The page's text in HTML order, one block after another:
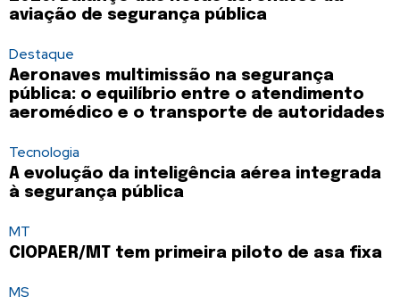
aviação de segurança pública
Destaque
Aeronaves multimissão na segurança
pública: o equilíbrio entre o atendimento
aeromédico e o transporte de autoridades
Tecnologia
A evolução da inteligência aérea integrada
à segurança pública
MT
CIOPAER/MT tem primeira piloto de asa fixa
MS